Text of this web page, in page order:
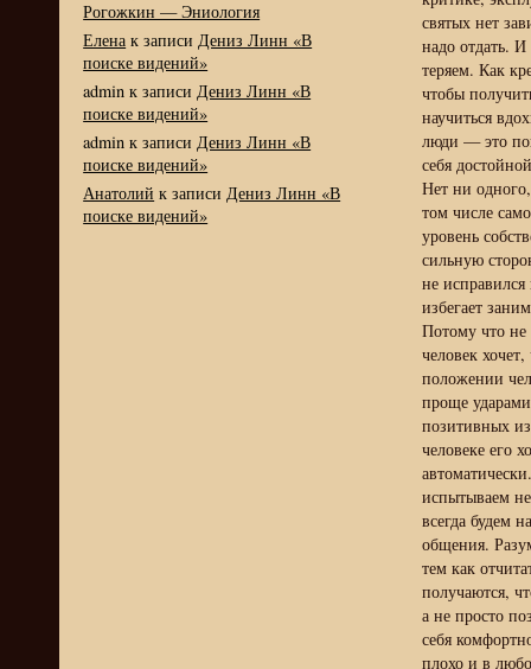
святых нет
надо отдать.
теряем. Как
чтобы
научиться
люди — это
себя
Нет ни
том числе
уровень
сильную
не исправился
избегает
Потому что не
человек
положении
проще
позитивных
человеке его
испытываем
всегда будем
общения.
тем как
получаются,
а не просто
себя
плохо и в
Рогожкин — Эниология
Елена к записиДениз Линн «В
поиске видений»
admin к записиДениз Линн «В
поиске видений»
admin к записиДениз Линн «В
поиске видений»
Анатолий к записиДениз Линн «В
поиске видений»